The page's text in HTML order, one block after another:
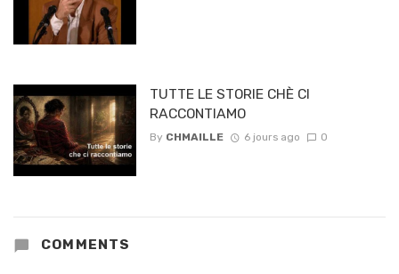
TUTTE LE STORIE CHÈ CI
RACCONTIAMO
By CHMAILLE 6 jours ago 0
COMMENTS